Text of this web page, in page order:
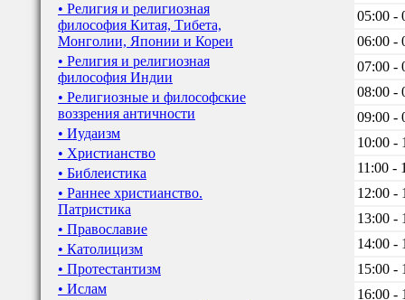
• Религия и религиозная
философия Китая, Тибета,
Монголии, Японии и Кореи
• Религия и религиозная
философия Индии
• Религиозные и философские
воззрения античности
• Иудаизм
• Христианство
• Библеистика
• Раннее христианство.
Патристика
• Православие
• Католицизм
• Протестантизм
• Ислам
05:00 -
06:00 -
07:00 -
08:00 -
09:00 -
10:00 -
11:00 -
12:00 -
13:00 -
14:00 -
15:00 -
16:00 -